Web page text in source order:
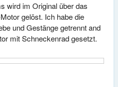
wird im Original über das
gelöst. Ich habe die
und Gestänge getrennt and
mit Schneckenrad gesetzt.